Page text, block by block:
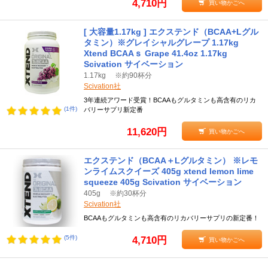
4,710円 買い物かごへ
(1件)
[ 大容量1.17kg ] エクステンド（BCAA+Lグル
タミン）※グレイシャルグレープ 1.17kg
Xtend BCAAｓ Grape 41.4oz 1.17kg
Scivation サイベーション
1.17kg ※約90杯分
Scivation社
3年連続アワード受賞！BCAAもグルタミンも高含有のリカ
バリーサプリ新定番
11,620円 買い物かごへ
(5件)
エクステンド（BCAA＋Lグルタミン） ※レモ
ンライムスクイーズ 405g xtend lemon lime
squeeze 405g Scivation サイベーション
405g ※約30杯分
Scivation社
BCAAもグルタミンも高含有のリカバリーサプリの新定番！
4,710円 買い物かごへ